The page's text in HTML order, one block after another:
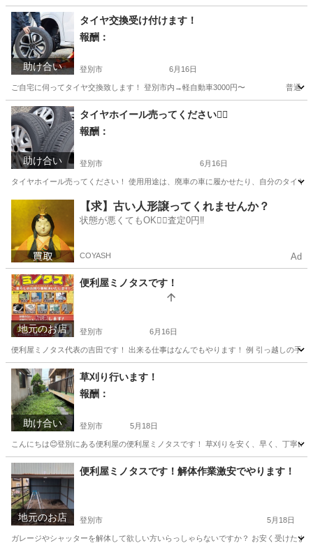
助け合い
タイヤ交換受け付けます！
報酬：
登別市 6月16日
ご自宅に伺ってタイヤ交換致します！ 登別市内→軽自動車3000円〜 普通車
北海道 登別市 買いたい/ください タイヤ交換
助け合い
タイヤホイール売ってください🙇‍♀️
報酬：
登別市 6月16日
タイヤホイール売ってください！ 使用用途は、廃車の車に履かせたり、自分のタイ
買いたい/ください ホイール
【求】古い人形譲ってくれませんか？
状態が悪くてもOK🙆‍♀️査定0円‼️
COYASH Ad
地元のお店
便利屋ミノタスです！
登別市 6月16日
便利屋ミノタス代表の吉田です！ 出来る仕事はなんでもやります！ 例 引っ越しの手
北海道 登別市 便利屋 無料
助け合い
草刈り行います！
報酬：
登別市 5月18日
こんにちは😊登別にある便利屋の便利屋ミノタスです！ 草刈りを安く、早く、丁寧
北海道 登別市 手伝いたい/助けたい
地元のお店
便利屋ミノタスです！解体作業激安でやります！
登別市 5月18日
ガレージやシャッターを解体して欲しい方いらっしゃらないですか？ お安く受け